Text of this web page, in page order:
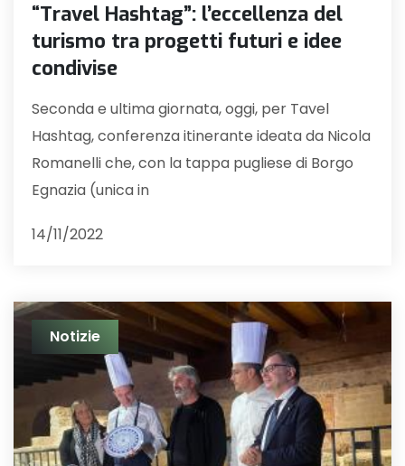
“Travel Hashtag”: l’eccellenza del
turismo tra progetti futuri e idee
condivise
Seconda e ultima giornata, oggi, per Tavel
Hashtag, conferenza itinerante ideata da Nicola
Romanelli che, con la tappa pugliese di Borgo
Egnazia (unica in
14/11/2022
Notizie